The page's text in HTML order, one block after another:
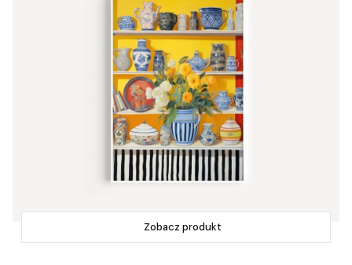
Zobacz produkt